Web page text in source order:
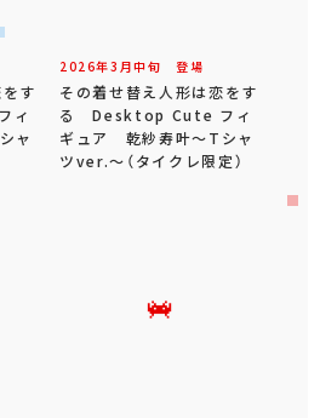
す
ィ
ャ
2026年3 月中旬 登場
その着せ替え人形は恋をす
る Desktop Cute フィ
ギュア 乾紗寿叶～Tシャ
ツver.～（タイクレ限定）